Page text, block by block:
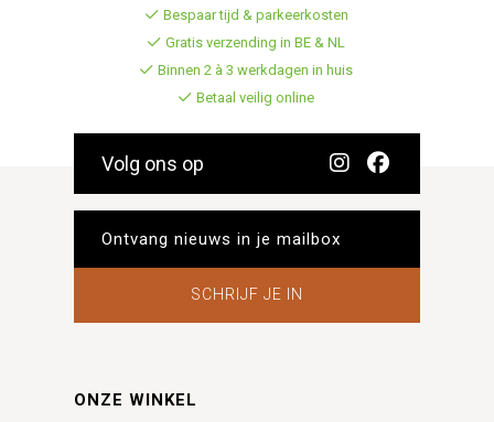
Bespaar tijd & parkeerkosten
Gratis verzending in BE & NL
Binnen 2 à 3 werkdagen in huis
Betaal veilig online
Volg ons op
SCHRIJF JE IN
ONZE WINKEL